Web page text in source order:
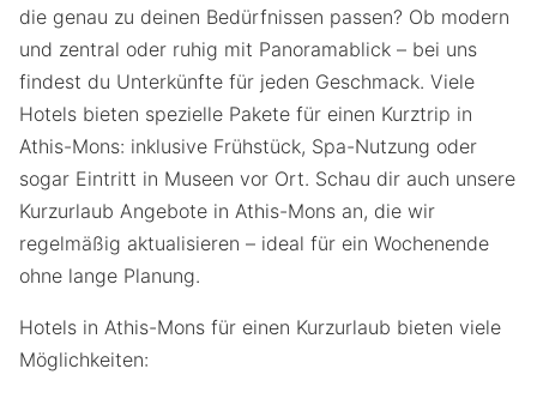
die genau zu deinen Bedürfnissen passen? Ob modern
und zentral oder ruhig mit Panoramablick – bei uns
findest du Unterkünfte für jeden Geschmack. Viele
Hotels bieten spezielle Pakete für einen Kurztrip in
Athis-Mons: inklusive Frühstück, Spa-Nutzung oder
sogar Eintritt in Museen vor Ort. Schau dir auch unsere
Kurzurlaub Angebote in Athis-Mons an, die wir
regelmäßig aktualisieren – ideal für ein Wochenende
ohne lange Planung.
Hotels in Athis-Mons für einen Kurzurlaub bieten viele
Möglichkeiten: